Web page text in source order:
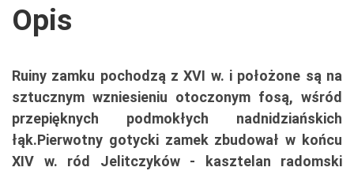
Opis
Ruiny zamku pochodzą z XVI w. i położone są na
sztucznym wzniesieniu otoczonym fosą, wśród
przepięknych podmokłych nadnidziańskich
łąk.Pierwotny gotycki zamek zbudował w końcu
XIV w. ród Jelitczyków - kasztelan radomski